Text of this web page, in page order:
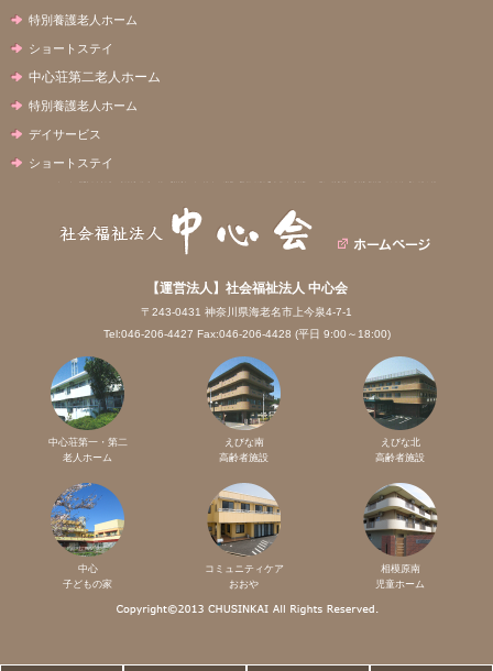
特別養護老人ホーム
ショートステイ
中心荘第二老人ホーム
特別養護老人ホーム
デイサービス
ショートステイ
【運営法人】社会福祉法人 中心会
〒243-0431 神奈川県海老名市上今泉4-7-1
Tel:046-206-4427 Fax:046-206-4428 (平日 9:00～18:00)
中心荘第一・第二
老人ホーム
えびな南
高齢者施設
えびな北
高齢者施設
中心
子どもの家
コミュニティケア
おおや
相模原南
児童ホーム